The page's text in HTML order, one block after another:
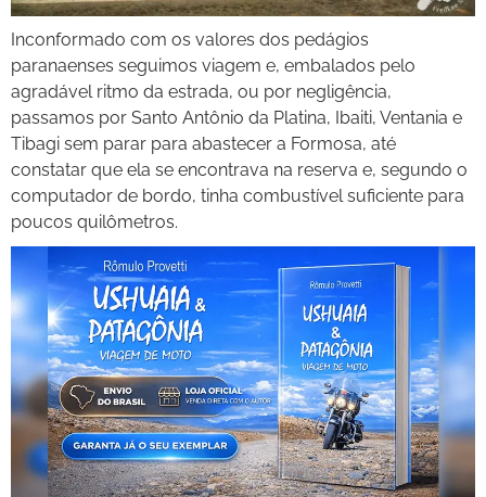
Inconformado com os valores dos pedágios
paranaenses seguimos viagem e, embalados pelo
agradável ritmo da estrada, ou por negligência,
passamos por Santo Antônio da Platina, Ibaiti, Ventania e
Tibagi sem parar para abastecer a Formosa, até
constatar que ela se encontrava na reserva e, segundo o
computador de bordo, tinha combustível suficiente para
poucos quilômetros.